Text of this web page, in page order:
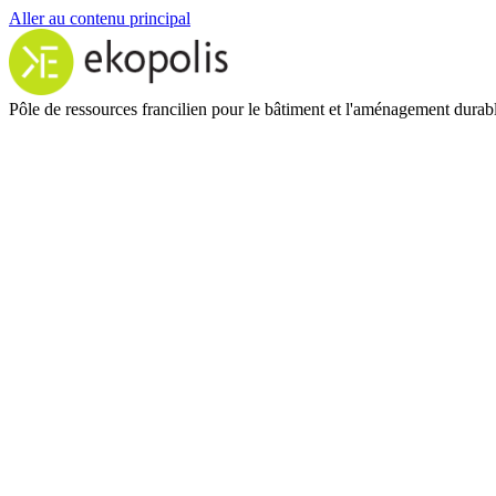
Aller au contenu principal
Pôle de ressources francilien pour le bâtiment et l'aménagement